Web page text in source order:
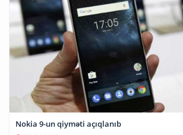
Nokia 9-un qiyməti açıqlanıb